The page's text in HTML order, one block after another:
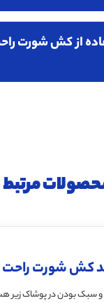
از کش شورت
مرتبط
کش شورت راحت
و سبک بودن در پوشاک زیر